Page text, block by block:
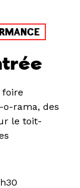
foire
rama, des
le toit-